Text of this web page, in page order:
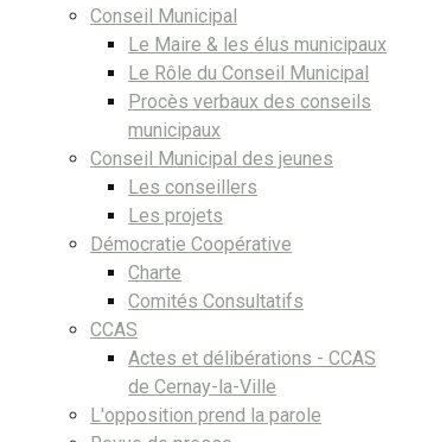
Conseil Municipal
Le Maire & les élus municipaux
Le Rôle du Conseil Municipal
Procès verbaux des conseils
municipaux
Conseil Municipal des jeunes
Les conseillers
Les projets
Démocratie Coopérative
Charte
Comités Consultatifs
CCAS
Actes et délibérations - CCAS
de Cernay-la-Ville
L'opposition prend la parole